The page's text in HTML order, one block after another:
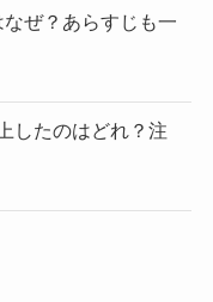
ぜ？あらすじも一
したのはどれ？注